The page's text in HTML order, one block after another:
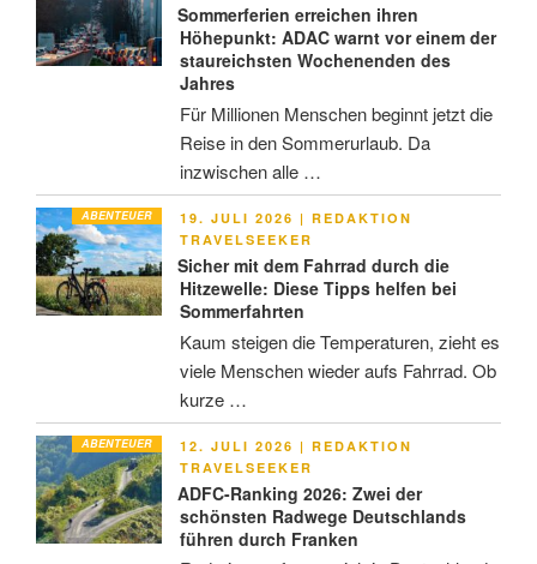
Sommerferien erreichen ihren
Höhepunkt: ADAC warnt vor einem der
staureichsten Wochenenden des
Jahres
Für Millionen Menschen beginnt jetzt die
Reise in den Sommerurlaub. Da
inzwischen alle …
ABENTEUER
VERÖFFENTLICHT
AM
19. JULI 2026 | REDAKTION
TRAVELSEEKER
Sicher mit dem Fahrrad durch die
Hitzewelle: Diese Tipps helfen bei
Sommerfahrten
Kaum steigen die Temperaturen, zieht es
viele Menschen wieder aufs Fahrrad. Ob
kurze …
ABENTEUER
VERÖFFENTLICHT
AM
12. JULI 2026 | REDAKTION
TRAVELSEEKER
ADFC-Ranking 2026: Zwei der
schönsten Radwege Deutschlands
führen durch Franken